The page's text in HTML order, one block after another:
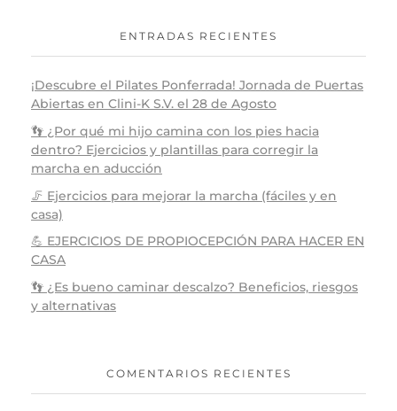
ENTRADAS RECIENTES
¡Descubre el Pilates Ponferrada! Jornada de Puertas
Abiertas en Clini-K S.V. el 28 de Agosto
👣 ¿Por qué mi hijo camina con los pies hacia
dentro? Ejercicios y plantillas para corregir la
marcha en aducción
🦵 Ejercicios para mejorar la marcha (fáciles y en
casa)
💪 EJERCICIOS DE PROPIOCEPCIÓN PARA HACER EN
CASA
👣 ¿Es bueno caminar descalzo? Beneficios, riesgos
y alternativas
COMENTARIOS RECIENTES